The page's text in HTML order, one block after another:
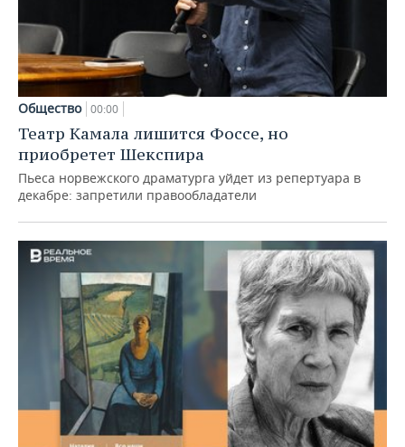
Общество 00:00
Театр Камала лишится Фоссе, но
приобретет Шекспира
Пьеса норвежского драматурга уйдет из репертуара в
декабре: запретили правообладатели